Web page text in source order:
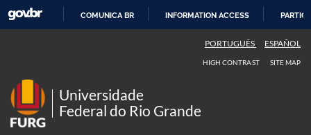
COMUNICA BR INFORMATION ACCESS
PORTUGUÊS ESPAÑOL
HIGH CONTRAST SITE MAP
Universidade
Federal do Rio Grande